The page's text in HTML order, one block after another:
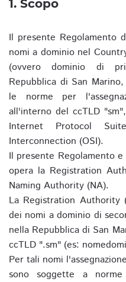
1. Scopo
Il presente Regolamento
nomi a dominio nel
(ovvero dominio di
Repubblica di San
le norme per
all'interno del ccTLD
Internet Protocol
Interconnection (OSI).
Il presente Regolamento
opera la Registration
Naming Authority (NA).
La Registration Authority
dei nomi a dominio di
nella Repubblica di San
ccTLD ".sm" (es:
Per tali nomi
sono soggette a